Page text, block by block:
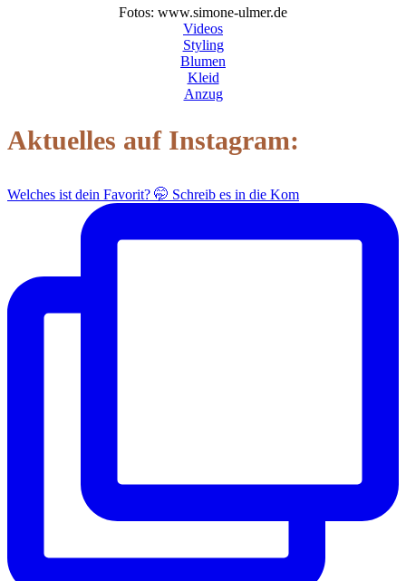
Fotos: www.simone-ulmer.de
Videos
Styling
Blumen
Kleid
Anzug
Aktuelles auf Instagram:
Welches ist dein Favorit? 🤭 Schreib es in die Kom